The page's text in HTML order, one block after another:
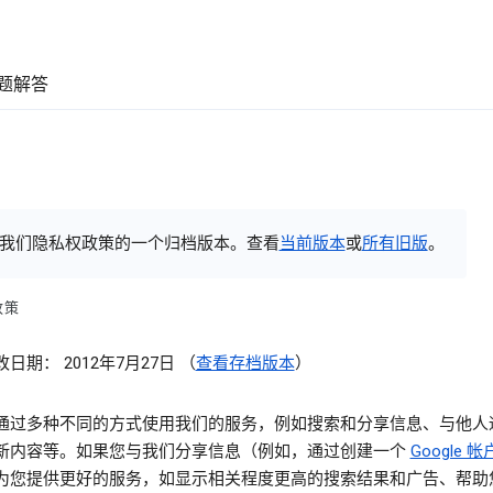
解答
们隐私权政策的一个归档版本。查看当前版本或所有旧版。
策
日期： 2012年7月27日 （查看存档版本）
过多种不同的方式使用我们的服务，例如搜索和分享信息、与他人
内容等。如果您与我们分享信息（例如，通过创建一个 Google 帐
您提供更好的服务，如显示相关程度更高的搜索结果和广告、帮助